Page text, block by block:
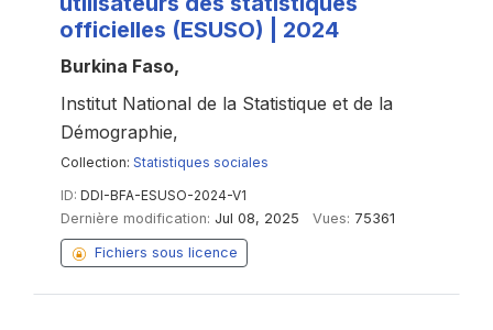
officielles (ESUSO) | 2024
Burkina Faso,
Institut National de la Statistique et de la
Démographie,
Collection: Statistiques sociales
ID: DDI-BFA-ESUSO-2024-V1
Dernière modification: Jul 08, 2025 Vues: 75361
Fichiers sous licence